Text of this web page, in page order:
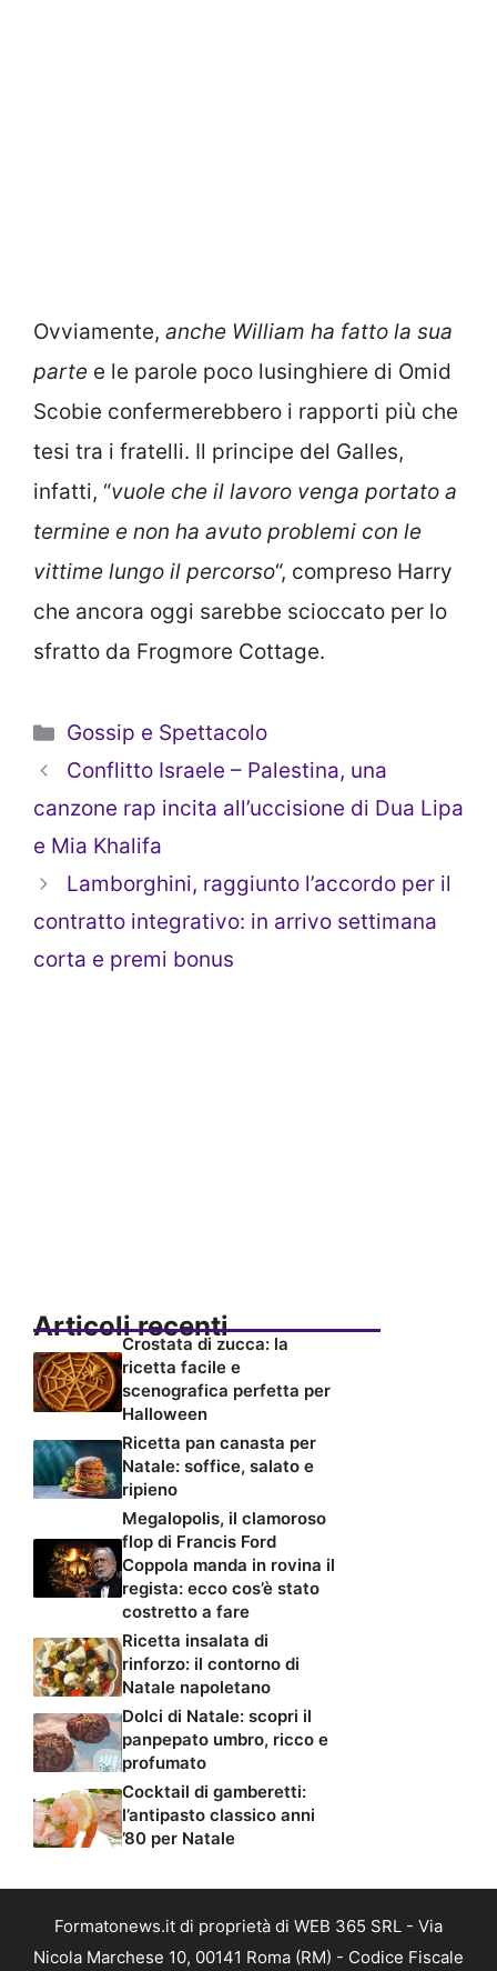
Ovviamente, anche William ha fatto la sua
parte e le parole poco lusinghiere di Omid
Scobie confermerebbero i rapporti più che
tesi tra i fratelli. Il principe del Galles,
infatti, “vuole che il lavoro venga portato a
termine e non ha avuto problemi con le
vittime lungo il percorso“, compreso Harry
che ancora oggi sarebbe scioccato per lo
sfratto da Frogmore Cottage.
Categorie
Gossip e Spettacolo
Conflitto Israele – Palestina, una
canzone rap incita all’uccisione di Dua Lipa
e Mia Khalifa
Lamborghini, raggiunto l’accordo per il
contratto integrativo: in arrivo settimana
corta e premi bonus
Articoli recenti
Crostata di zucca: la
ricetta facile e
scenografica perfetta per
Halloween
Ricetta pan canasta per
Natale: soffice, salato e
ripieno
Megalopolis, il clamoroso
flop di Francis Ford
Coppola manda in rovina il
regista: ecco cos’è stato
costretto a fare
Ricetta insalata di
rinforzo: il contorno di
Natale napoletano
Dolci di Natale: scopri il
panpepato umbro, ricco e
profumato
Cocktail di gamberetti:
l’antipasto classico anni
’80 per Natale
Formatonews.it di proprietà di WEB 365 SRL - Via
Nicola Marchese 10, 00141 Roma (RM) - Codice Fiscale